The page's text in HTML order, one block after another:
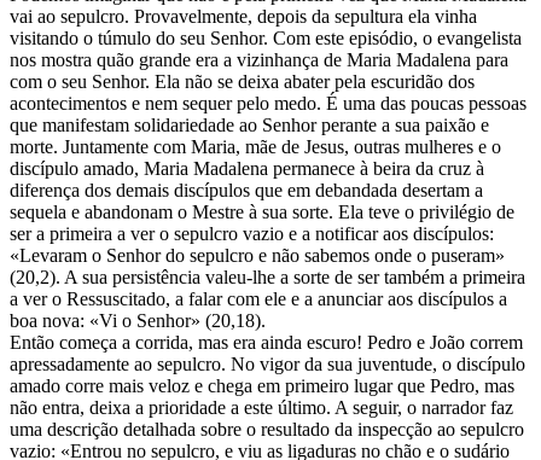
vai ao sepulcro. Provavelmente, depois da sepultura ela vinha
visitando o túmulo do seu Senhor. Com este episódio, o evangelista
nos mostra quão grande era a vizinhança de Maria Madalena para
com o seu Senhor. Ela não se deixa abater pela escuridão dos
acontecimentos e nem sequer pelo medo. É uma das poucas pessoas
que manifestam solidariedade ao Senhor perante a sua paixão e
morte. Juntamente com Maria, mãe de Jesus, outras mulheres e o
discípulo amado, Maria Madalena permanece à beira da cruz à
diferença dos demais discípulos que em debandada desertam a
sequela e abandonam o Mestre à sua sorte. Ela teve o privilégio de
ser a primeira a ver o sepulcro vazio e a notificar aos discípulos:
«Levaram o Senhor do sepulcro e não sabemos onde o puseram»
(20,2). A sua persistência valeu-lhe a sorte de ser também a primeira
a ver o Ressuscitado, a falar com ele e a anunciar aos discípulos a
boa nova: «Vi o Senhor» (20,18).
Então começa a corrida, mas era ainda escuro! Pedro e João correm
apressadamente ao sepulcro. No vigor da sua juventude, o discípulo
amado corre mais veloz e chega em primeiro lugar que Pedro, mas
não entra, deixa a prioridade a este último. A seguir, o narrador faz
uma descrição detalhada sobre o resultado da inspecção ao sepulcro
vazio: «Entrou no sepulcro, e viu as ligaduras no chão e o sudário